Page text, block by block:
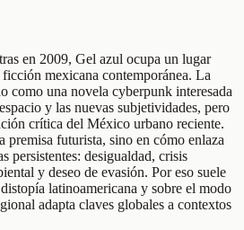
en 2009, Gel azul ocupa un lugar
mexicana contemporánea. La
como una novela cyberpunk interesada
y las nuevas subjetividades, pero
crítica del México urbano reciente.
premisa futurista, sino en cómo enlaza
persistentes: desigualdad, crisis
y deseo de evasión. Por eso suele
latinoamericana y sobre el modo
adapta claves globales a contextos